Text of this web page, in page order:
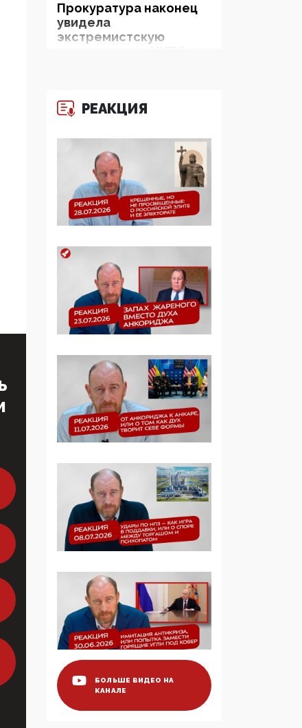
Прокуратура наконец
увидела
экстремистскую
определять повестку в
09:43, 01 Июня 2026
5G за счет здоровья
граждан: Минцифры
намерено отобрать у
регионов и
защищать жилые дома
и социальные объекты
от ЭМИ
05:58, 26 Мая 2026
Роскомнадзор
деструктивным и
опасным контентом
07:39, 25 Мая 2026
Манифест против
семьи и традиционных
люди» поднимают
электорат феминисток
на битву с
мужчинами-«бабуинам
и»
Эзотерика,
инфоцыганство и
лженаука под ширмой
защиты традиционных
ценностей: кто и с чем
выступал на форуме
«Россия 809. Традиции
будущего»
РЕАКЦИЯ
БОЛЬШЕ ВИДЕО НА
КАНАЛЕ